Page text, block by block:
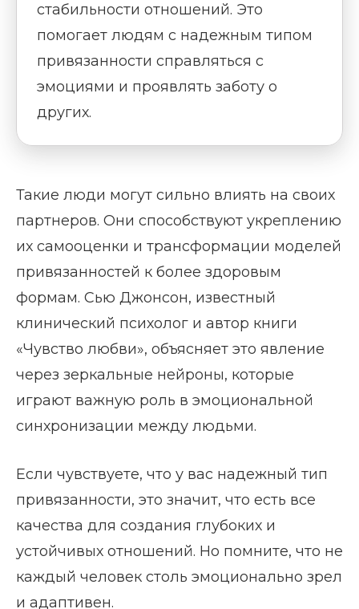
стабильности отношений. Это
помогает людям с надежным типом
привязанности справляться с
эмоциями и проявлять заботу о
других.
Такие люди могут сильно влиять на своих
партнеров. Они способствуют укреплению
их самооценки и трансформации моделей
привязанностей к более здоровым
формам. Сью Джонсон, известный
клинический психолог и автор книги
«Чувство любви», объясняет это явление
через зеркальные нейроны, которые
играют важную роль в эмоциональной
синхронизации между людьми.
Если чувствуете, что у вас надежный тип
привязанности, это значит, что есть все
качества для создания глубоких и
устойчивых отношений. Но помните, что не
каждый человек столь эмоционально зрел
и адаптивен.